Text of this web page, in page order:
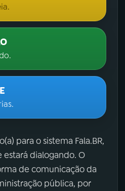
para o sistema Fala.BR,
estará dialogando. O
de comunicação da
pública, por